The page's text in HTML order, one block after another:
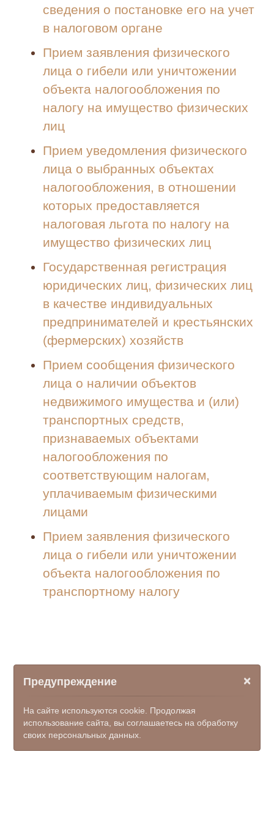
сведения о постановке его на учет
в налоговом органе
Прием заявления физического
лица о гибели или уничтожении
объекта налогообложения по
налогу на имущество физических
лиц
Прием уведомления физического
лица о выбранных объектах
налогообложения, в отношении
которых предоставляется
налоговая льгота по налогу на
имущество физических лиц
Государственная регистрация
юридических лиц, физических лиц
в качестве индивидуальных
предпринимателей и крестьянских
(фермерских) хозяйств
Прием сообщения физического
лица о наличии объектов
недвижимого имущества и (или)
транспортных средств,
признаваемых объектами
налогообложения по
соответствующим налогам,
уплачиваемым физическими
лицами
Прием заявления физического
лица о гибели или уничтожении
объекта налогообложения по
транспортному налогу
×
Предупреждение
На сайте используются cookie. Продолжая
использование сайта, вы соглашаетесь на обработку
своих персональных данных.